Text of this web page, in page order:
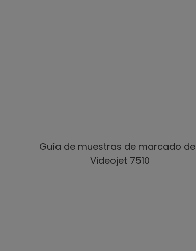
Guía de muestras de marcado de
Videojet 7510